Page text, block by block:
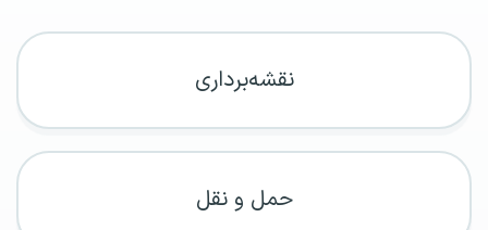
نقشه‌برداری
حمل و نقل